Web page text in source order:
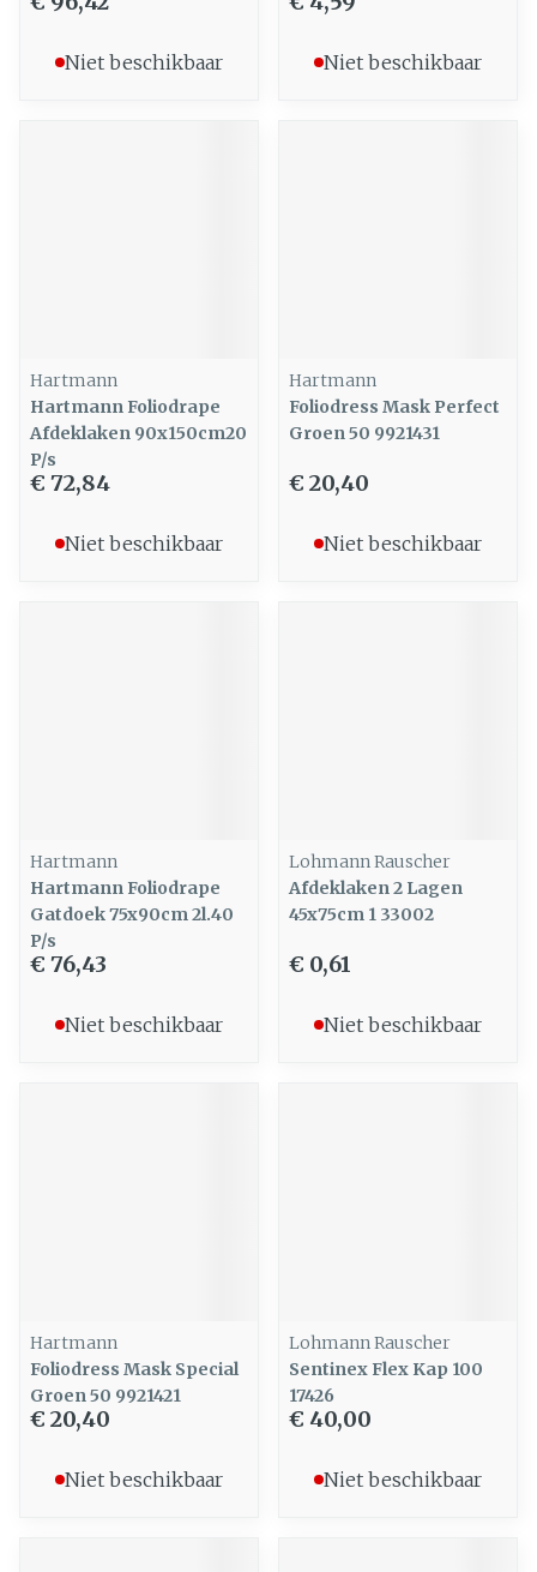
Niet beschikbaar Niet beschikbaar
Hartmann
Hartmann Foliodrape
Afdeklaken 90x150cm20
P/s
€ 72,84
Niet beschikbaar
Hartmann
Foliodress Mask Perfect
Groen 50 9921431
€ 20,40
Niet beschikbaar
Hartmann
Hartmann Foliodrape
Gatdoek 75x90cm 2l.40
P/s
€ 76,43
Niet beschikbaar
Lohmann Rauscher
Afdeklaken 2 Lagen
45x75cm 1 33002
€ 0,61
Niet beschikbaar
Hartmann
Foliodress Mask Special
Groen 50 9921421
€ 20,40
Niet beschikbaar
Lohmann Rauscher
Sentinex Flex Kap 100
17426
€ 40,00
Niet beschikbaar